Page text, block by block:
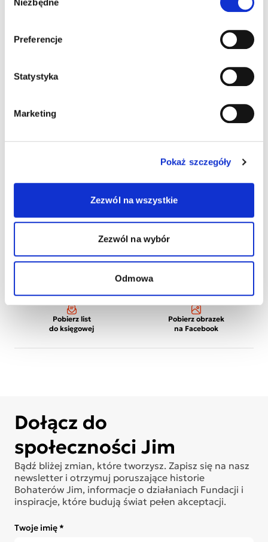
zgody
Preferencje
Statystyka
Marketing
Pokaż szczegóły
Zezwól na wszystkie
Zezwól na wybór
Odmowa
Pobierz list
do księgowej
Pobierz obrazek
na Facebook
Dołącz do
społeczności Jim
Bądź bliżej zmian, które tworzysz. Zapisz się na nasz
newsletter i otrzymuj poruszające historie
Bohaterów Jim, informacje o działaniach Fundacji i
inspiracje, które budują świat pełen akceptacji.
Twoje imię *